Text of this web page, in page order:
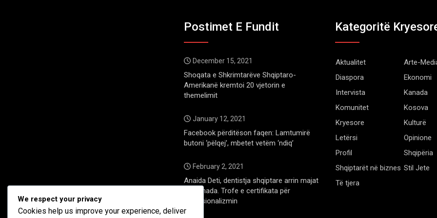
Postimet E Fundit
December 15, 2021
Shoqata e Shkrimtarëve Shqiptaro-
Amerikanë kremtoi 20 vjetorin e
themelimit
January 12, 2021
Facebook përditëson faqen: Lamtumirë
butoni ‘pëlqej’, mbetet vetëm ‘ndiq’
February 2, 2021
Anaida Deti, dentistja shqiptare arrin majat
në Kanada. Trofe e certifikata për
profesionalizmin
Kategoritë
Aktualitet
Arte-
Diaspora
Ekonomi
Intervista
Kanada
Komunitet
Kosova
Kryesore
Kulturë
Letërsi
Opinione
Profil
Shqipëria
Shqiptarët në biznes Stil Jete
Të tjera
We respect your privacy
Cookies help us improve your experience, deliver